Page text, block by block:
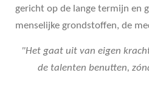
gericht op de lange termijn en
menselijke grondstoffen, de
"Het gaat uit van eigen
de talenten benutten,